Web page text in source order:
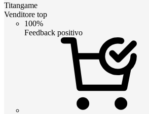
Titangame
Venditore top
100%
Feedback positivo